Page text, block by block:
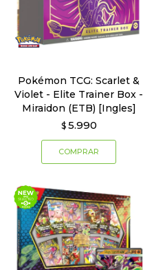
Pokémon TCG: Scarlet &
Violet - Elite Trainer Box -
Miraidon (ETB) [Ingles]
$ 5.990